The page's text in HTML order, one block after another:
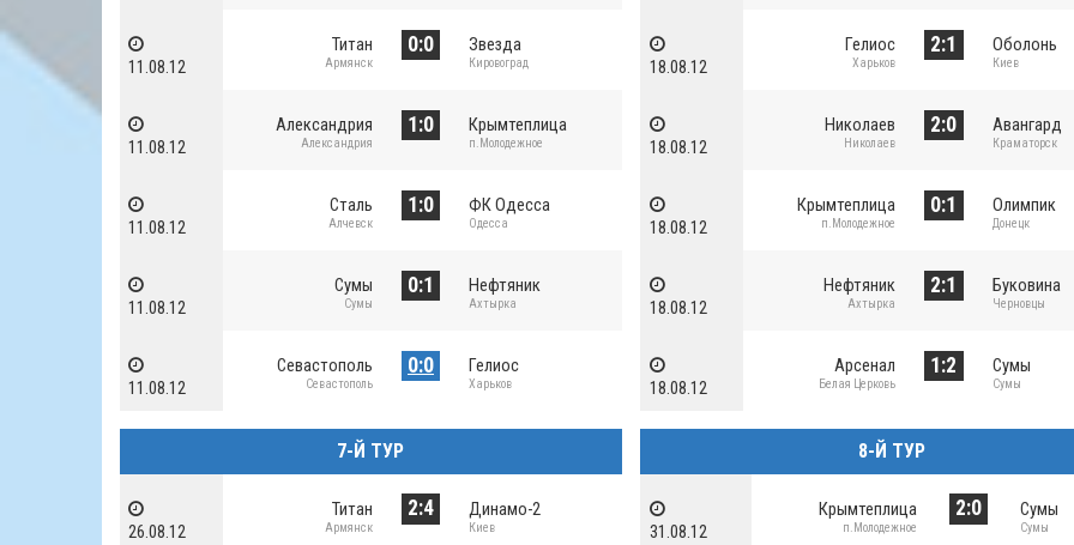
11.08.12
Титан
Армянск
0:0 Звезда
Кировоград
11.08.12
Александрия
Александрия
1:0 Крымтеплица
п.Молодежное
11.08.12
Сталь
Алчевск
1:0 ФК Одесса
Одесса
11.08.12
Сумы
Сумы
0:1 Нефтяник
Ахтырка
11.08.12
Севастополь
Севастополь
0:0 Гелиос
Харьков
18.08.12
Гелиос
Харьков
2:1 Оболонь
Киев
18.08.12
Николаев
Николаев
2:0 Авангард
Краматорск
18.08.12
Крымтеплица
п.Молодежное
0:1 Олимпик
Донецк
18.08.12
Нефтяник
Ахтырка
2:1 Буковина
Черновцы
18.08.12
Арсенал
Белая Церковь
1:2 Сумы
Сумы
7-Й ТУР
26.08.12
Титан
Армянск
2:4 Динамо-2
Киев
8-Й ТУР
31.08.12
Крымтеплица
п.Молодежное
2:0 Сумы
Сумы